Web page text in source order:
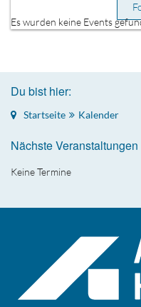
Es wurden keine Events
Du bist hier:
Startseite Kalender
Nächste Veranstaltungen
Keine Termine